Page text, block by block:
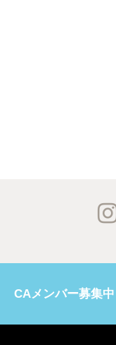
CAメンバー募集中